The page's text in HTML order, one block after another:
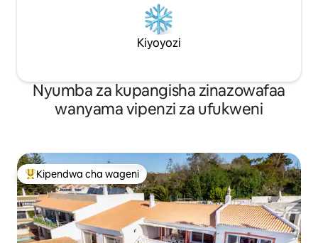
Kiyoyozi
Nyumba za kupangisha zinazowafaa
wanyama vipenzi za ufukweni
Kipendwa maarufu cha wageni
Kipendwa cha wageni